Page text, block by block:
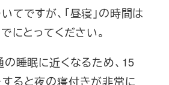
てですが、「昼寝」の時間は
にとってください。
睡眠に近くなるため、15
ると夜の寝付きが非常に